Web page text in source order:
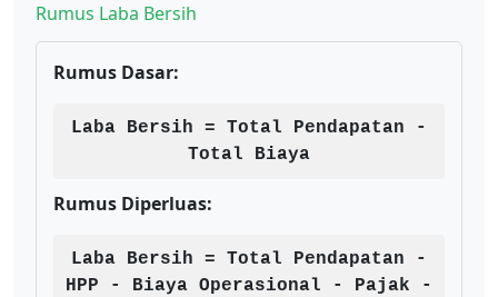
Rumus Laba Bersih
Rumus Dasar:
Laba Bersih = Total Pendapatan -
Total Biaya
Rumus Diperluas:
Laba Bersih = Total Pendapatan -
HPP - Biaya Operasional - Pajak -